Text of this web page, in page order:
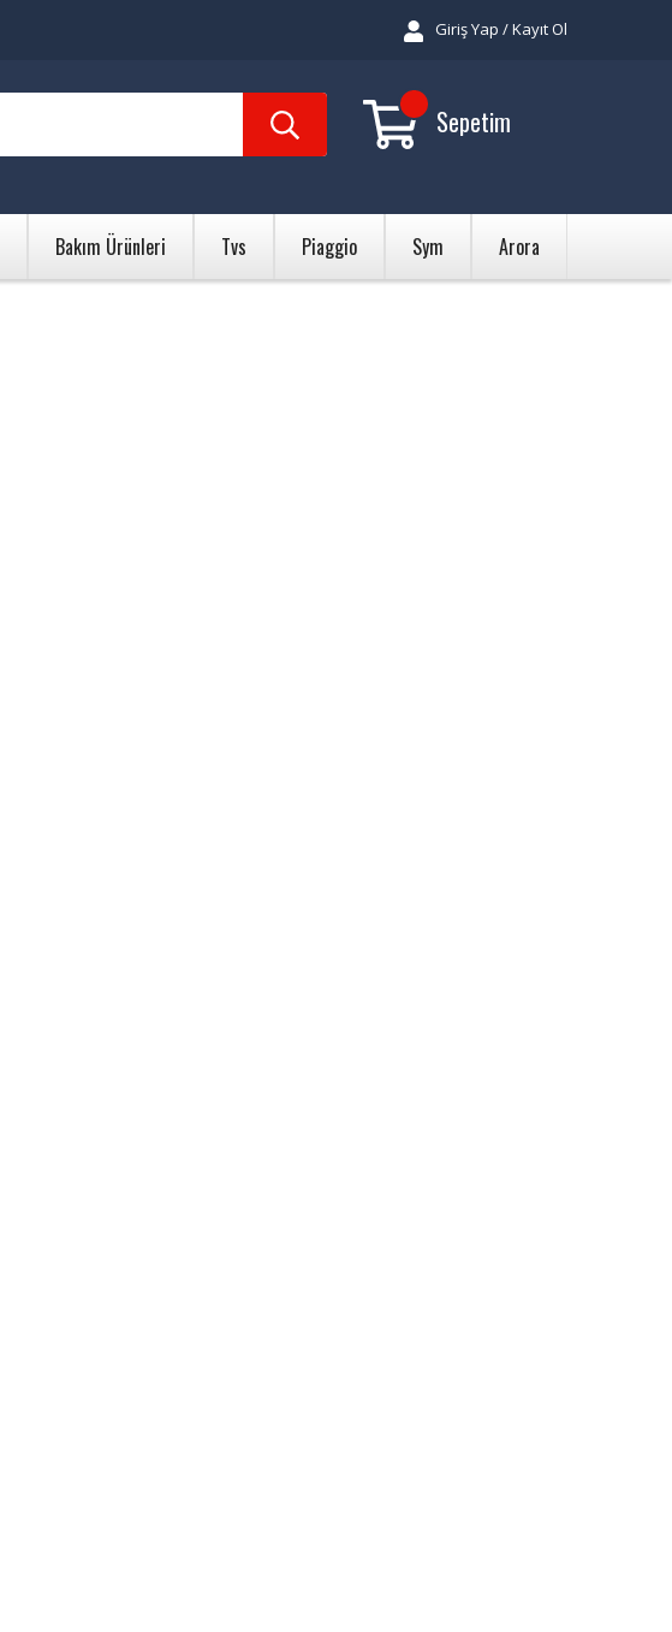
Giriş Yap / Kayıt Ol
Sepetim
Bakım Ürünleri Tvs Piaggio Sym Arora